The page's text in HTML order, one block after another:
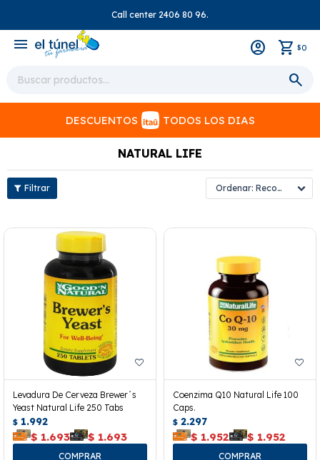
Call center 2406 80 96.
menu $0
DESCUENTOS TODOS LOS DIAS
NATURAL LIFE
Recomendados
Levadura De Cerveza Brewer´s
Yeast Natural Life 250 Tabs
$ 1.992
$ 1.693 $ 1.693
Coenzima Q10 Natural Life 100
Caps.
$ 2.297
$ 1.952 $ 1.952
close